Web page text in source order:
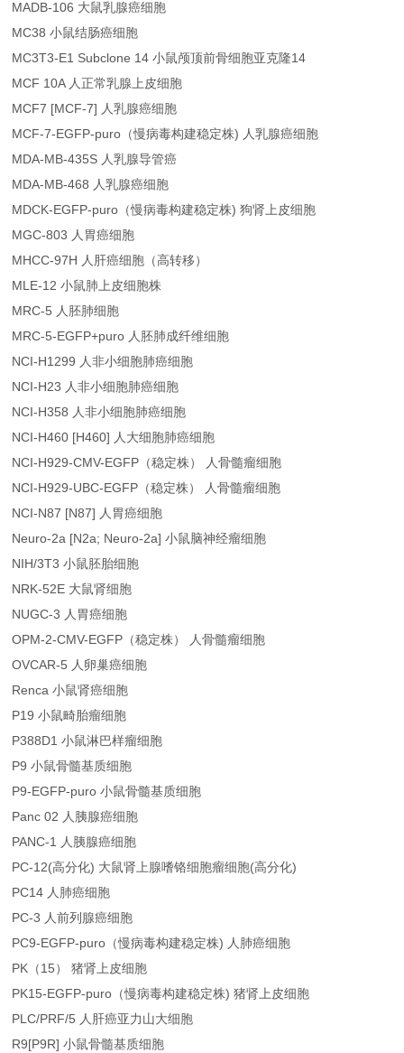
MADB-106 大鼠乳腺癌细胞
MC38 小鼠结肠癌细胞
MC3T3-E1 Subclone 14 小鼠颅顶前骨细胞亚克隆14
MCF 10A 人正常乳腺上皮细胞
MCF7 [MCF-7] 人乳腺癌细胞
MCF-7-EGFP-puro（慢病毒构建稳定株) 人乳腺癌细胞
MDA-MB-435S 人乳腺导管癌
MDA-MB-468 人乳腺癌细胞
MDCK-EGFP-puro（慢病毒构建稳定株) 狗肾上皮细胞
MGC-803 人胃癌细胞
MHCC-97H 人肝癌细胞（高转移）
MLE-12 小鼠肺上皮细胞株
MRC-5 人胚肺细胞
MRC-5-EGFP+puro 人胚肺成纤维细胞
NCI-H1299 人非小细胞肺癌细胞
NCI-H23 人非小细胞肺癌细胞
NCI-H358 人非小细胞肺癌细胞
NCI-H460 [H460] 人大细胞肺癌细胞
NCI-H929-CMV-EGFP（稳定株） 人骨髓瘤细胞
NCI-H929-UBC-EGFP（稳定株） 人骨髓瘤细胞
NCI-N87 [N87] 人胃癌细胞
Neuro-2a [N2a; Neuro-2a] 小鼠脑神经瘤细胞
NIH/3T3 小鼠胚胎细胞
NRK-52E 大鼠肾细胞
NUGC-3 人胃癌细胞
OPM-2-CMV-EGFP（稳定株） 人骨髓瘤细胞
OVCAR-5 人卵巢癌细胞
Renca 小鼠肾癌细胞
P19 小鼠畸胎瘤细胞
P388D1 小鼠淋巴样瘤细胞
P9 小鼠骨髓基质细胞
P9-EGFP-puro 小鼠骨髓基质细胞
Panc 02 人胰腺癌细胞
PANC-1 人胰腺癌细胞
PC-12(高分化) 大鼠肾上腺嗜铬细胞瘤细胞(高分化)
PC14 人肺癌细胞
PC-3 人前列腺癌细胞
PC9-EGFP-puro（慢病毒构建稳定株) 人肺癌细胞
PK（15） 猪肾上皮细胞
PK15-EGFP-puro（慢病毒构建稳定株) 猪肾上皮细胞
PLC/PRF/5 人肝癌亚力山大细胞
R9[P9R] 小鼠骨髓基质细胞